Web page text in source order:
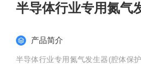
半导体行业专用氮气
产品简介
半导体行业专用氮气发生器(腔体保